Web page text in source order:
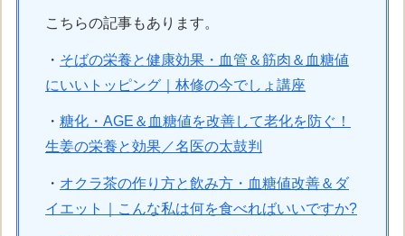
こちらの記事もあります。
・ そばの栄養と健康効果・血管＆筋肉＆血糖値
にいいトッピング｜林修の今でしょ講座
・糖化・AGE＆血糖値を改善して老化を防ぐ！
生姜の栄養と効果／名医の太鼓判
・ オクラ茶の作り方と飲み方・血糖値改善＆ダ
イエット｜こんな私は何を食べればいいですか?